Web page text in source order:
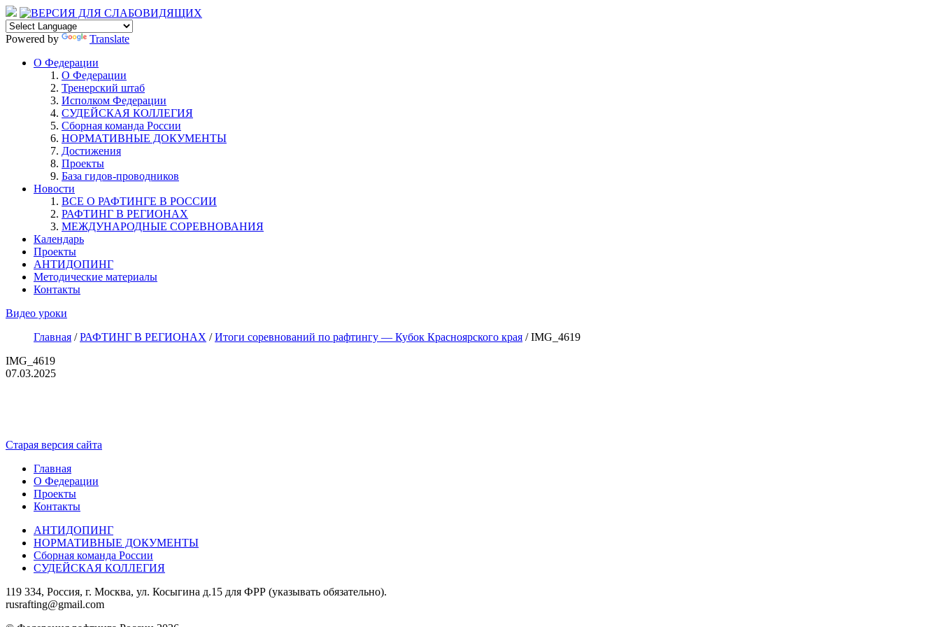
Powered by
Translate
О Федерации
О Федерации
Тренерский штаб
Исполком Федерации
СУДЕЙСКАЯ КОЛЛЕГИЯ
Сборная команда России
НОРМАТИВНЫЕ ДОКУМЕНТЫ
Достижения
Проекты
База гидов-проводников
Новости
ВСЕ О РАФТИНГЕ В РОССИИ
РАФТИНГ В РЕГИОНАХ
МЕЖДУНАРОДНЫЕ СОРЕВНОВАНИЯ
Календарь
Проекты
АНТИДОПИНГ
Методические материалы
Контакты
Видео уроки
Главная /РАФТИНГ В РЕГИОНАХ /Итоги соревнований по рафтингу — Кубок Красноярского края /IMG_4619
IMG_4619
07.03.2025
Старая версия сайта
Главная
О Федерации
Проекты
Контакты
АНТИДОПИНГ
НОРМАТИВНЫЕ ДОКУМЕНТЫ
Сборная команда России
СУДЕЙСКАЯ КОЛЛЕГИЯ
119 334, Россия, г. Москва, ул. Косыгина д.15 для ФРР (указывать обязательно).
rusrafting@gmail.com